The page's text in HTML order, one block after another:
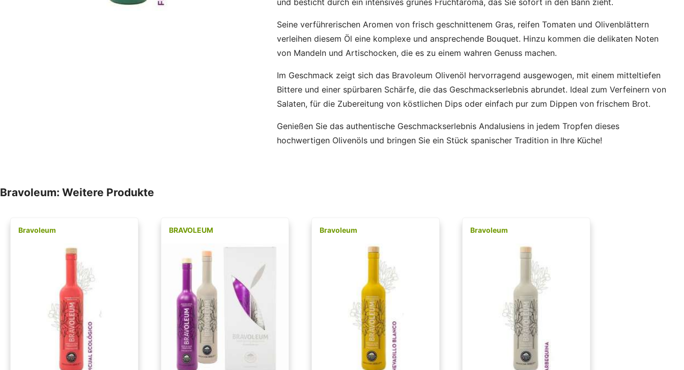
Seine verführerischen Aromen von frisch geschnittenem Gras, reifen Tomaten und Olivenblättern
verleihen diesem Öl eine komplexe und ansprechende Bouquet. Hinzu kommen die delikaten Noten
von Mandeln und Artischocken, die es zu einem wahren Genuss machen.
Im Geschmack zeigt sich das Bravoleum Olivenöl hervorragend ausgewogen, mit einem mitteltiefen
Bittere und einer spürbaren Schärfe, die das Geschmackserlebnis abrundet. Ideal zum Verfeinern von
Salaten, für die Zubereitung von köstlichen Dips oder einfach pur zum Dippen von frischem Brot.
Genießen Sie das authentische Geschmackserlebnis Andalusiens in jedem Tropfen dieses
hochwertigen Olivenöls und bringen Sie ein Stück spanischer Tradition in Ihre Küche!
Bravoleum: Weitere Produkte
Bravoleum BRAVOLEUM Bravoleum Bravoleum